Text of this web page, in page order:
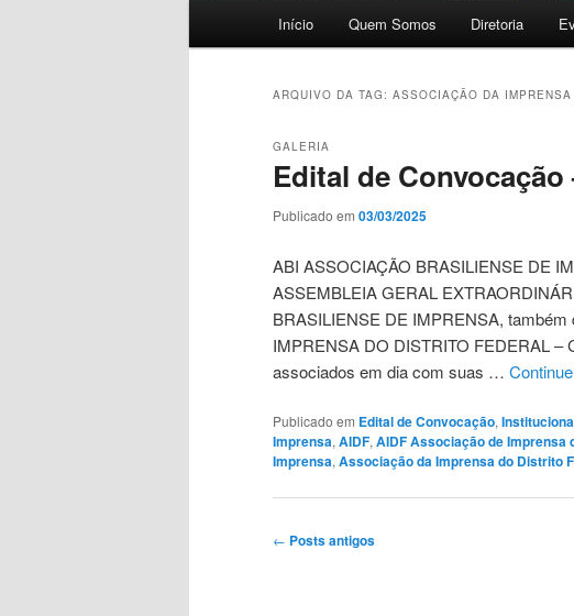
Início Quem Somos Diretoria
ARQUIVO DA TAG: ASSOCIAÇÃO DA
Edital de Convocação
GALERIA
Publicado em 03/03/2025
ABI ASSOCIAÇÃO BRASILIENSE DE
ASSEMBLEIA GERAL
BRASILIENSE DE IMPRENSA,
IMPRENSA DO DISTRITO FEDERAL –
associados em dia com suas …
Publicado em Edital de Convocação,
Imprensa, AIDF, AIDF Associação de Imprensa
Imprensa, Associação da Imprensa do Distrito
Navegação
← Posts antigos